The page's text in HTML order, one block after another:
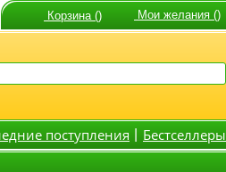
Корзина () Мои желания ()
поступления Бестселлеры